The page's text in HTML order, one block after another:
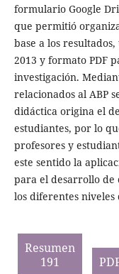
formulario Google
que permitió
base a los
2013 y formato PDF
investigación.
relacionados al ABP
didáctica origina el
estudiantes, por lo
profesores y
este sentido la
para el desarrollo de
los diferentes niveles
Resumen
191